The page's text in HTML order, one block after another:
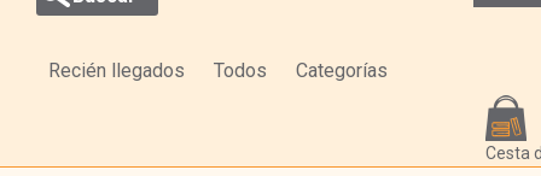
Recién llegados Todos Categorías
Cesta